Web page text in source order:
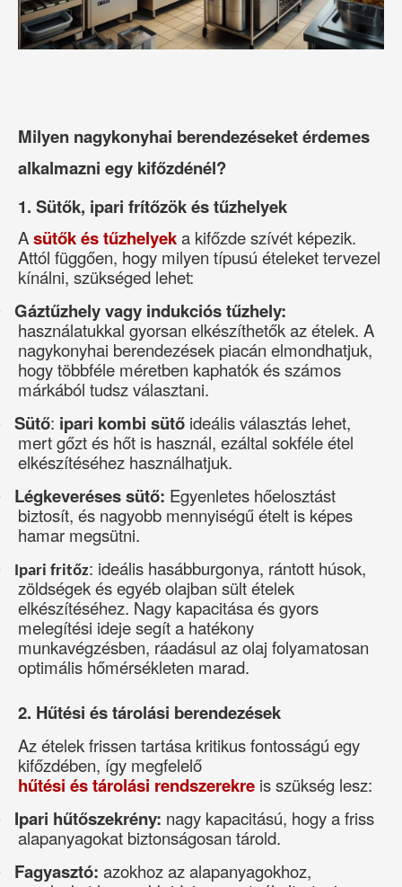
Milyen nagykonyhai berendezéseket érdemes
alkalmazni egy kifőzdénél?
1. Sütők, ipari frítőzök és tűzhelyek
Asütők és tűzhelyeka kifőzde szívét képezik.
Attól függően, hogy milyen típusú ételeket tervezel
kínálni, szükséged lehet:
Gáztűzhely vagy indukciós tűzhely:
használatukkal gyorsan elkészíthetők az ételek. A
nagykonyhai berendezések piacán elmondhatjuk,
hogy többféle méretben kaphatók és számos
márkából tudsz választani.
Sütő: ipari kombi sütő ideális választás lehet,
mertgőzt és hőt is használ, ezáltal sokféle étel
elkészítéséhez használhatjuk.
Légkeveréses sütő: Egyenletes hőelosztást
biztosít, és nagyobb mennyiségű ételt is képes
hamar megsütni.
Ipari fritőz: ideális hasábburgonya, rántott húsok,
zöldségek és egyéb olajban sült ételek
elkészítéséhez. Nagy kapacitása és gyors
melegítési ideje segít a hatékony
munkavégzésben, ráadásul az olaj folyamatosan
optimális hőmérsékleten marad.
2. Hűtési és tárolási berendezések
Az ételek frissen tartása kritikus fontosságú egy
kifőzdében, így megfelelő
hűtési és tárolási rendszerekre is szükség lesz:
Ipari hűtőszekrény: nagy kapacitású, hogy a friss
alapanyagokat biztonságosan tárold.
Fagyasztó: azokhoz az alapanyagokhoz,